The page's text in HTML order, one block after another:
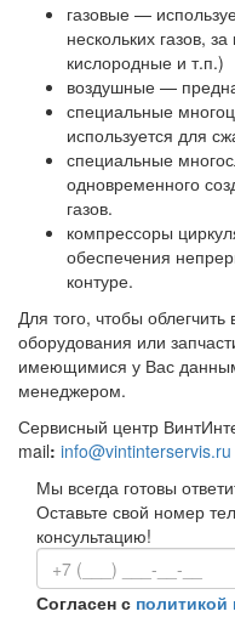
газовые —
нескольких газов,
кислородные и т.п.)
воздушные —
специальные
используется для
специальные
одновременного
газов.
компрессоры
обеспечения
контуре.
Для того, чтобы
оборудования или
имеющимися у Вас
менеджером.
Сервисный центр
mail: info@vintinterservis.ru
Мы всегда готовы
Оставьте свой номер
консультацию!
Согласен с